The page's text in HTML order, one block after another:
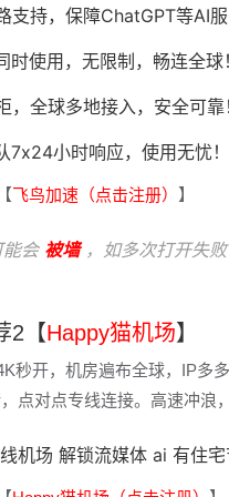
支持，保障ChatGPT等AI
时使用，无限制，畅连全球
，全球多地接入，安全可靠
7x24小时响应，使用无忧！
飞鸟加速（点击注册） 】
能会 被墙，如多次打开失
2【Happy猫机场】
秒开，机房遍布全球，IP多
点对点专线连接。高速冲浪
机场 解锁流媒体 ai 有住